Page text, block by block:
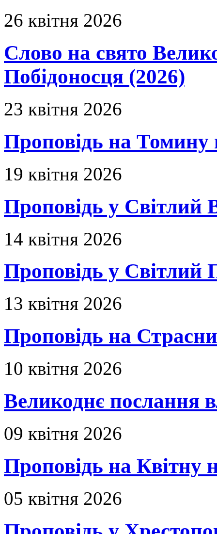
26 квітня 2026
Слово на свято
Побідоносця (2026)
23 квітня 2026
Проповідь на Томину
19 квітня 2026
Проповідь у Світлий
14 квітня 2026
Проповідь у Світлий
13 квітня 2026
Проповідь на
10 квітня 2026
Великоднє послання
09 квітня 2026
Проповідь на Квітну
05 квітня 2026